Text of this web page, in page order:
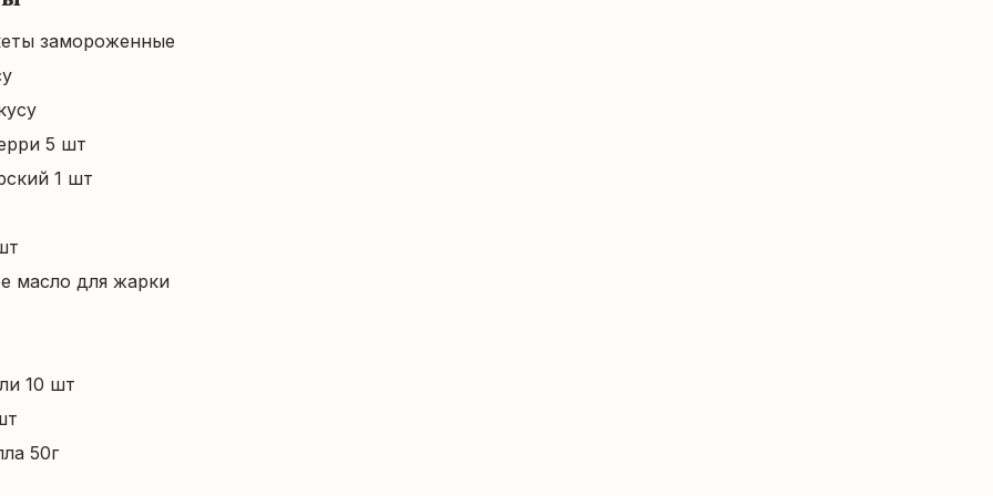
замороженные
5 шт
1 шт
масло для жарки
10 шт
50г